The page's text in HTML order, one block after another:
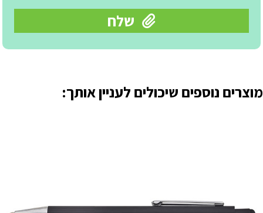
מוצרים נוספים שיכולים לעניין אותך: